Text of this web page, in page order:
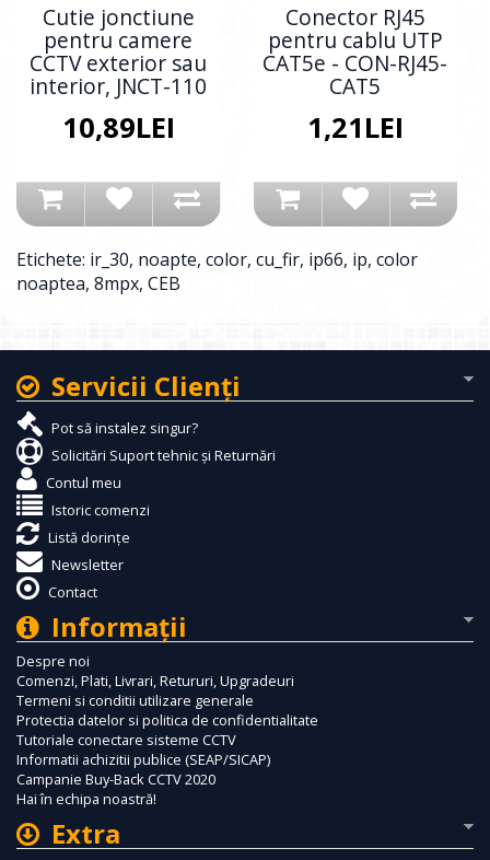
Cutie jonctiune
pentru camere
CCTV exterior sau
interior, JNCT-110
10,89LEI
Conector RJ45
pentru cablu UTP
CAT5e - CON-RJ45-
CAT5
1,21LEI
Etichete: ir_30, noapte, color, cu_fir, ip66, ip, color
noaptea, 8mpx, CEB
Servicii Clienţi
Pot să instalez singur?
Solicitări Suport tehnic și Returnări
Contul meu
Istoric comenzi
Listă dorințe
Newsletter
Contact
Informaţii
Despre noi
Comenzi, Plati, Livrari, Retururi, Upgradeuri
Termeni si conditii utilizare generale
Protectia datelor si politica de confidentialitate
Tutoriale conectare sisteme CCTV
Informatii achizitii publice (SEAP/SICAP)
Campanie Buy-Back CCTV 2020
Hai în echipa noastră!
Extra